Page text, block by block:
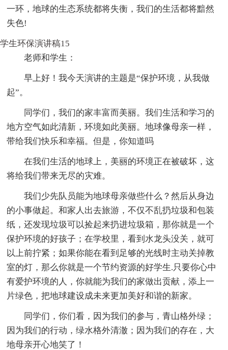
一环，地球的生态系统都将失衡，我们的生活都将黯然
失色!
学生环保演讲稿15
老师和学生：
早上好！我今天演讲的主题是“保护环境，从我做
起”。
同学们，我们的家丰富而美丽。我们生活和学习的
地方空气如此清新，环境如此美丽。地球像母亲一样，
带给我们快乐和幸福。但是，你知道吗
在我们生活的地球上，美丽的环境正在被破坏，这
将给我们带来无尽的灾难。
我们少先队员能为地球母亲做些什么？然后从身边
的小事做起。和家人出去旅游，不仅不乱扔垃圾和包装
纸，还发现垃圾可以捡起来扔进垃圾箱，那你就是一个
保护环境的好孩子；在学校里，看到水龙头没关，就可
以上前拧紧；如果你能在看到足够的光线时主动关掉教
室的灯，那么你就是一个节约资源的好学生.只要你心中
有爱护环境的人，你就能为我们的家做出贡献，添上一
片绿色，把地球建设成未来更加美好和谐的新家。
同学们，你们看，因为我们的参与，青山格外绿；
因为我们的行动，绿水格外清澈；因为我们的存在，大
地母亲开心地笑了！